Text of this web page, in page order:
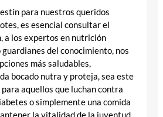
para nuestros queridos
es esencial consultar el
a los expertos en nutrición
guardianes del conocimiento, nos
más saludables,
bocado nutra y proteja, sea este
aquellos que luchan contra
o simplemente una comida
la vitalidad de la juventud.